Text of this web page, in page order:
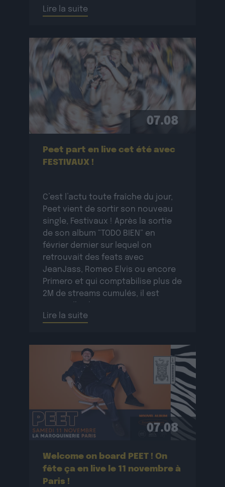
Lire la suite
07.08
Peet part en live cet été avec
FESTIVAUX !
C’est l’actu toute fraîche du jour,
Peet vient de sortir son nouveau
single, Festivaux ! Après la sortie
de son album “TODO BIEN” en
février dernier sur lequel on
retrouvait des feats avec
JeanJass, Romeo Elvis ou encore
Primero et qui comptabilise plus de
2M de streams cumulés, il est
des festivals […]
Lire la suite
07.08
Welcome on board PEET ! On
fête ça en live le 11 novembre à
Paris !